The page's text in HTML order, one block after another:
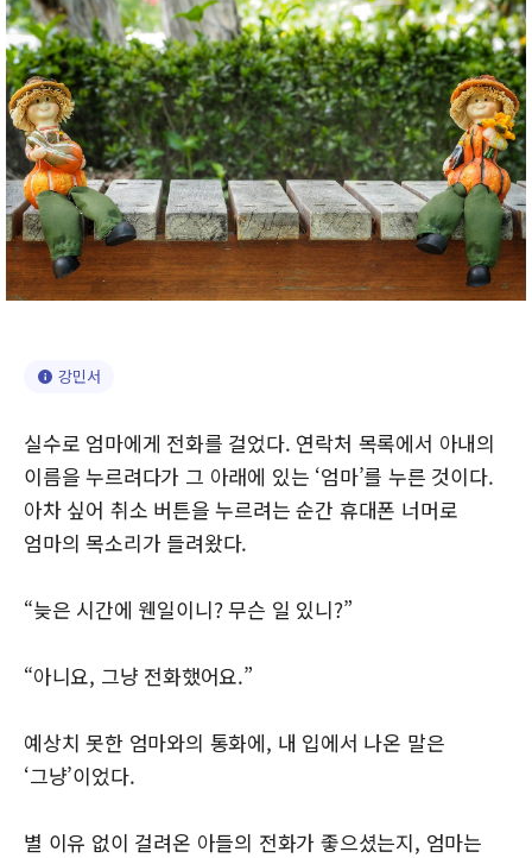
강민서
실수로 엄마에게 전화를 걸었다. 연락처 목록에서 아내의
이름을 누르려다가 그 아래에 있는 ‘엄마’를 누른 것이다.
아차 싶어 취소 버튼을 누르려는 순간 휴대폰 너머로
엄마의 목소리가 들려왔다.
“늦은 시간에 웬일이니? 무슨 일 있니?”
“아니요, 그냥 전화했어요.”
예상치 못한 엄마와의 통화에, 내 입에서 나온 말은
‘그냥’이었다.
별 이유 없이 걸려온 아들의 전화가 좋으셨는지, 엄마는